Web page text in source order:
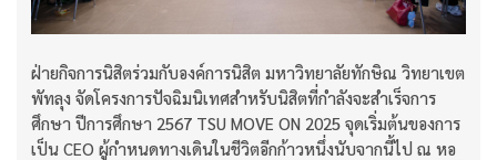
ฝ่ายกิจการนิสิตร่วมกับองค์การนิสิต มหาวิทยาลัยทักษิณ วิทยาเขต
พัทลุง จัดโครงการปัจฉิมนิเทศสำหรับนิสิตที่กำลังจะสำเร็จการ
ศึกษา ปีการศึกษา 2567 TSU MOVE ON 2025 จุดเริ่มต้นของการ
เป็น CEO ผู้กำหนดทางเดินในชีวิตอีกก้าวหนึ่งนับจากนี้ไป ณ หอ